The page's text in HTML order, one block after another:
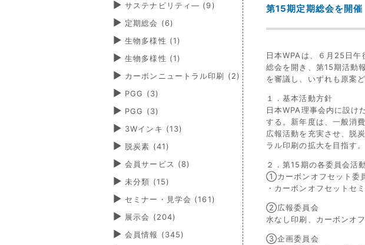
第15期定期総会を開催
日本WPAは、６月25日
総会を開き、第15期活動
を審議し、いずれも原案
１．基本活動方針
日本WPA理事会内に設け
する。新年度は、一般消
広報活動を充実させ、脱
ラル印刷の拡大を目指す。
２．第15期の各委員会活
①カーボンオフセット委
・カーボンオフセットセ
②広報委員会
水なし印刷、カーボンオ
③企画委員会
サステナビリティ― (9)
定期総会 (6)
生物多様性 (1)
生物多様性 (1)
カーボンニュートラル印刷 (2)
PGG (3)
PGG (3)
3Wインキ (13)
脱炭素 (41)
会員サービス (8)
未分類 (15)
セミナー・見学会 (161)
展示会 (204)
会員情報 (345)